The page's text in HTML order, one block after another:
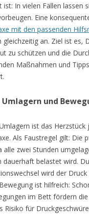
In vielen Fällen lassen
Eine
mit den passenden
an. Ziel ist es,
zu schützen und die
Maßnahmen und
und
ist das Herzstück
Als Faustregel gilt: Die
alle zwei Stunden
dauerhaft belastet wird.
wird der
ist hilfreich:
im Bett fördern
Risiko für